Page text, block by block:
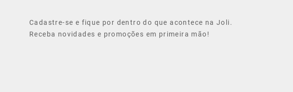
Cadastre-se e fique por dentro do que acontece na Joli.
Receba novidades e promoções em primeira mão!